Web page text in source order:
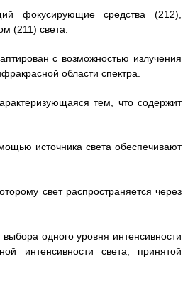
фокусирующие средства (212),
(211) света.
с возможностью излучения
области спектра.
тем, что содержит
источника света обеспечивают
свет распространяется через
одного уровня интенсивности
интенсивности света, принятой